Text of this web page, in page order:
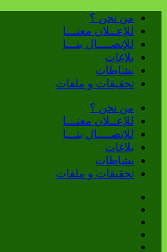
من نحن ؟
للإعــلان معنـــا
للإتصــــال بنـــا
بلاغات
نشاطات
تحقيقات و ملفات
من نحن ؟
للإعــلان معنـــا
للإتصــــال بنـــا
بلاغات
نشاطات
تحقيقات و ملفات